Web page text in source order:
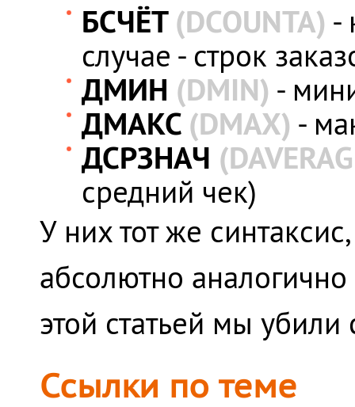
БСЧЁТ(DCOUNTA) -
случае - строк
ДМИН (DMIN) -
ДМАКС (DMAX) -
ДСРЗНАЧ
средний чек)
У них тот же
абсолютно
этой статьей мы
Ссылки по теме